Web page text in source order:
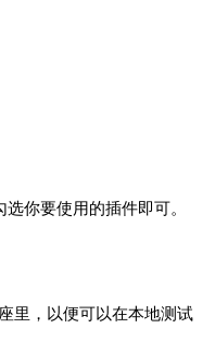
你要使用的插件即可。
里，以便可以在本地测试